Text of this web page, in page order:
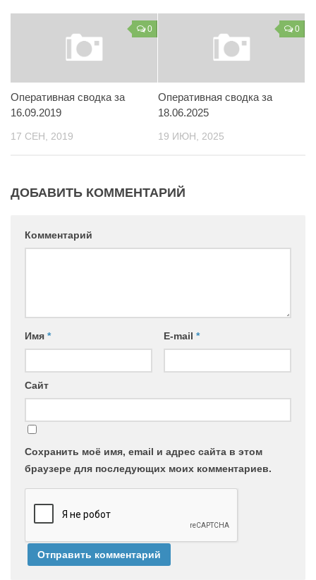
0
Оперативная сводка за
16.09.2019
17 СЕН, 2019
0
Оперативная сводка за
18.06.2025
19 ИЮН, 2025
ДОБАВИТЬ КОММЕНТАРИЙ
Комментарий
Имя * E-mail *
Сайт
Сохранить моё имя, email и адрес сайта в этом
браузере для последующих моих комментариев.